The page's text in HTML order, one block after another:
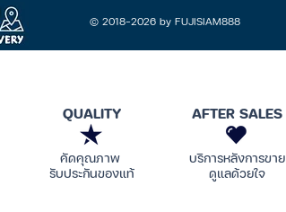
© 2018-2026 by FUJISIAM888
QUALITY
คัดคุณภาพ
รับประกันของแท้
AFTER SALES
บริการหลังการขาย
ดูแลด้วยใจ